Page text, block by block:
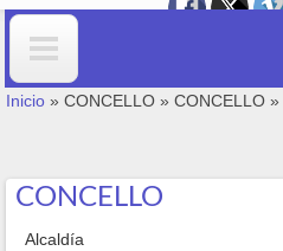
Formulario de
VOSTEDE ESTÁ AQUÍ
Inicio » CONCELLO » CONCELLO »
CONCELLO
Alcaldía